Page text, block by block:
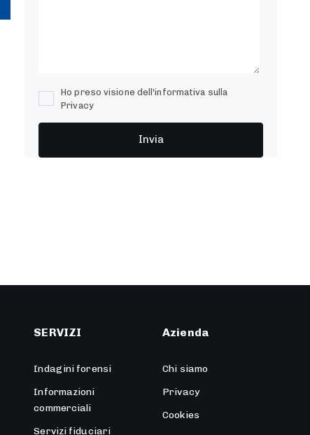
Ho preso visione dell'informativa sulla
Privacy
SERVIZI
Indagini forensi
Informazioni
commerciali
Servizi fiduciari
Azienda
Chi siamo
Privacy
Cookies